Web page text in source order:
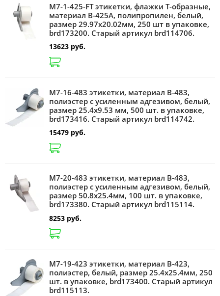
M7-1-425-FT этикетки, флажки Т-образные,
материал B-425A, полипропилен, белый,
размер 29.97х20.02мм, 250 шт в упаковке,
brd173200. Старый артикул brd114706.
13623 руб.
M7-16-483 этикетки, материал B-483,
полиэстер с усиленным адгезивом, белый,
размер 25.4х9.53 мм, 500 шт. в упаковке,
brd173416. Старый артикул brd114742.
15479 руб.
M7-20-483 этикетки, материал B-483,
полиэстер с усиленным адгезивом, белый,
размер 50.8х25.4мм, 100 шт. в упаковке,
brd173380. Старый артикул brd115114.
8253 руб.
M7-19-423 этикетки, материал B-423,
полиэстер, белый, размер 25.4х25.4мм, 250
шт. в упаковке, brd173400. Старый артикул
brd115113.